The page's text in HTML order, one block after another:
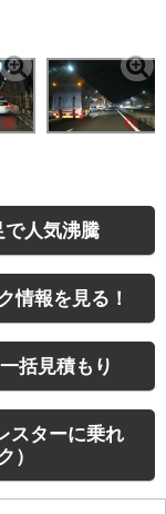
で人気沸騰
情報を見る！
括見積もり
スターに乗れ
）